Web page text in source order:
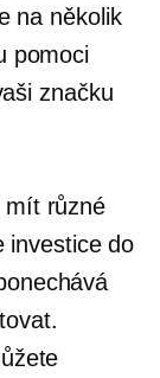
na několik
pomoci
značku
mít různé
investice do